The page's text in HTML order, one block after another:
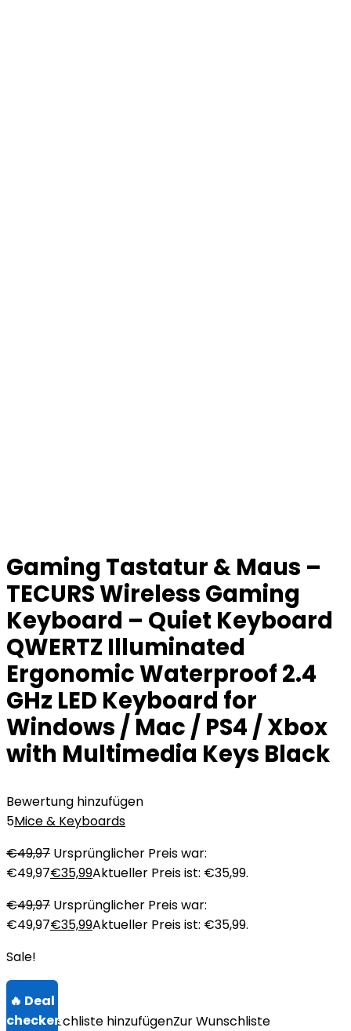
Gaming Tastatur & Maus –
TECURS Wireless Gaming
Keyboard – Quiet Keyboard
QWERTZ Illuminated
Ergonomic Waterproof 2.4
GHz LED Keyboard for
Windows / Mac / PS4 / Xbox
with Multimedia Keys Black
Bewertung hinzufügen
5Mice & Keyboards
€49,97 Ursprünglicher Preis war:
€49,97€35,99Aktueller Preis ist: €35,99.
€49,97 Ursprünglicher Preis war:
€49,97€35,99Aktueller Preis ist: €35,99.
Sale!
Zur Wunschliste hinzufügenZur Wunschliste